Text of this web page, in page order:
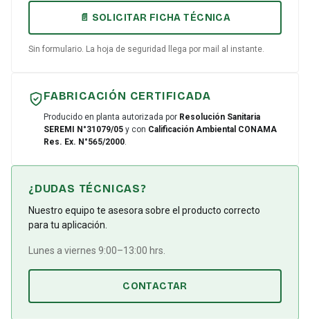
📄 SOLICITAR FICHA TÉCNICA
Sin formulario. La hoja de seguridad llega por mail al instante.
FABRICACIÓN CERTIFICADA
Producido en planta autorizada por Resolución Sanitaria
SEREMI N°31079/05 y con Calificación Ambiental CONAMA
Res. Ex. N°565/2000.
¿DUDAS TÉCNICAS?
Nuestro equipo te asesora sobre el producto correcto
para tu aplicación.
Lunes a viernes 9:00–13:00 hrs.
CONTACTAR